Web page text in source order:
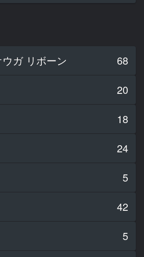
ガ リボーン
68
20
18
24
5
42
5